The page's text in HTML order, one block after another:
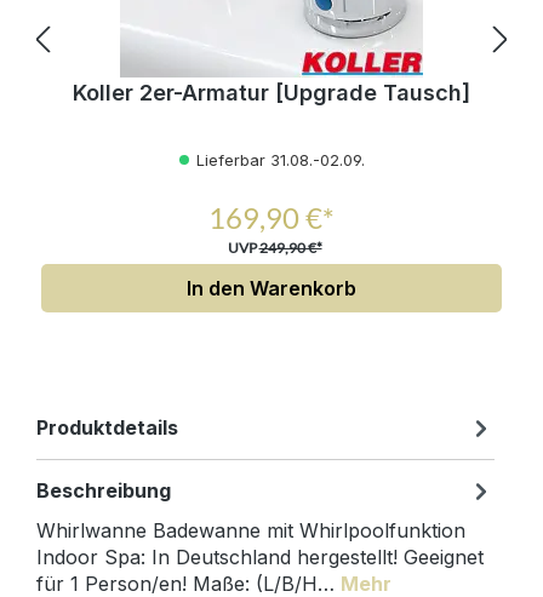
Koller 2er-Armatur [Upgrade Tausch]
Lieferbar 31.08.-02.09.
169,90 €*
UVP249,90 €*
In den Warenkorb
Produktdetails
Beschreibung
Whirlwanne Badewanne mit Whirlpoolfunktion
Indoor Spa: In Deutschland hergestellt! Geeignet
für 1 Person/en! Maße: (L/B/H… Mehr